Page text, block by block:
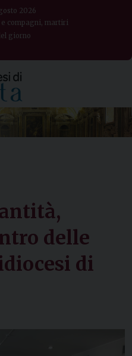
2026
e compagni, martiri
giorno
delle
di